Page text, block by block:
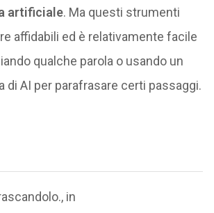
artificiale. Ma questi strumenti
affidabili ed è relativamente facile
qualche parola o usando un
di AI per parafrasare certi passaggi.
in